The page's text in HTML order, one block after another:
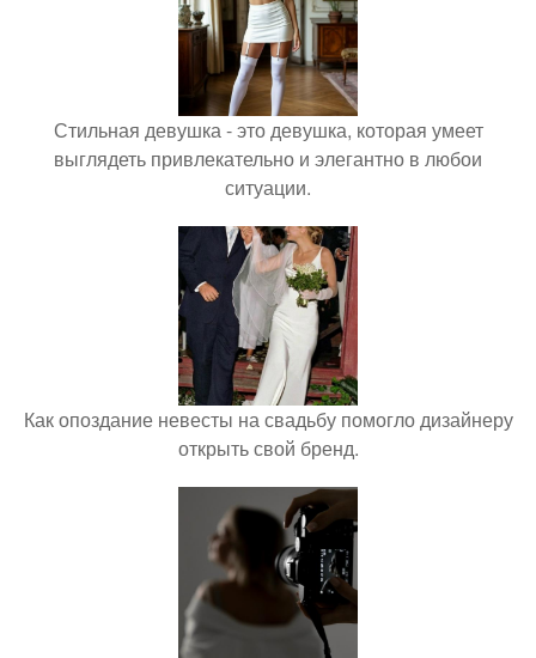
Стильная девушка - это девушка, которая умеет
выглядеть привлекательно и элегантно в любои
ситуации.
Как опоздание невесты на свадьбу помогло дизайнеру
открыть свой бренд.